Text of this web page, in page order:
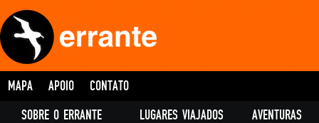
MAPA APOIO CONTATO
SOBRE O ERRANTE LUGARES VIAJADOS AVENTURAS